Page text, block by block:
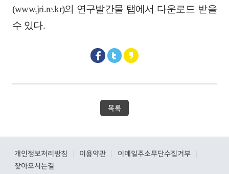
(www.jri.re.kr)의 연구발간물 탭에서 다운로드 받을
수 있다.
목록
개인정보처리방침 이용약관 이메일주소무단수집거부
찾아오시는길